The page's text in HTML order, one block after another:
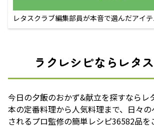
レタスクラブ編集部員が本音で選んだアイテ
ラクレシピならレタ
今日の夕飯のおかず&献立を探すならレ
本の定番料理から人気料理まで、日々の
されるプロ監修の簡単レシピ36582品を